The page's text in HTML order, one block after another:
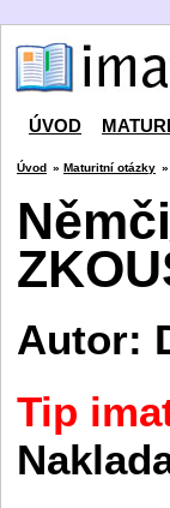
ÚVOD
Úvod » Maturitní otázky »
Autor:
Tip